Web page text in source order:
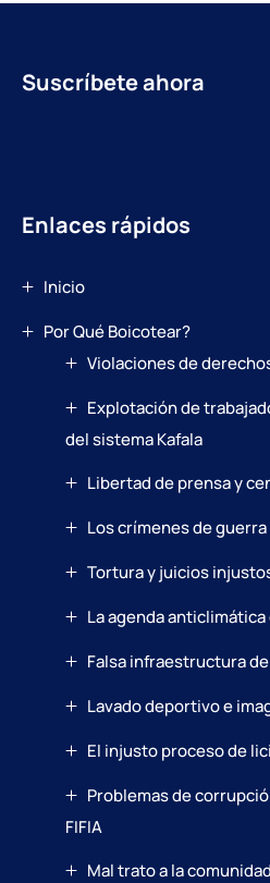
Suscríbete ahora
Enlaces rápidos
Inicio
Por Qué Boicotear?
Violaciones de
Explotación de
del sistema Kafala
Libertad de prensa y
Los crímenes de
Tortura y juicios
La agenda
Falsa infraestructura
Lavado deportivo e
El injusto proceso de
Problemas de
FIFIA
Mal trato a la